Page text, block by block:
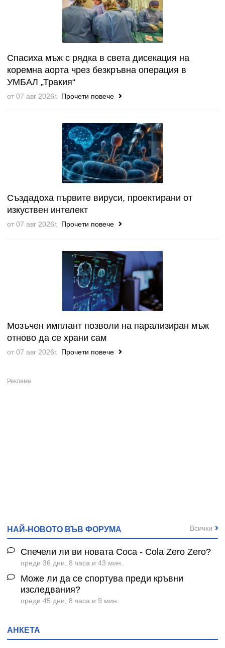
Спасиха мъж с рядка в света дисекация на
коремна аорта чрез безкръвна операция в
УМБАЛ „Тракия“
от 07 авг 2026г. Прочети повече
Създадоха първите вируси, проектирани от
изкуствен интелект
от 07 авг 2026г. Прочети повече
Мозъчен имплант позволи на парализиран мъж
отново да се храни сам
от 07 авг 2026г. Прочети повече
НАЙ-НОВОТО ВЪВ ФОРУМА
Спечели ли ви новата Coca - Cola Zero Zero?
преди 36 дни, 8 часа и 43 мин.
Може ли да се спортува преди кръвни
изследвания?
преди 45 дни, 8 часа и 9 мин.
Всички
АНКЕТА